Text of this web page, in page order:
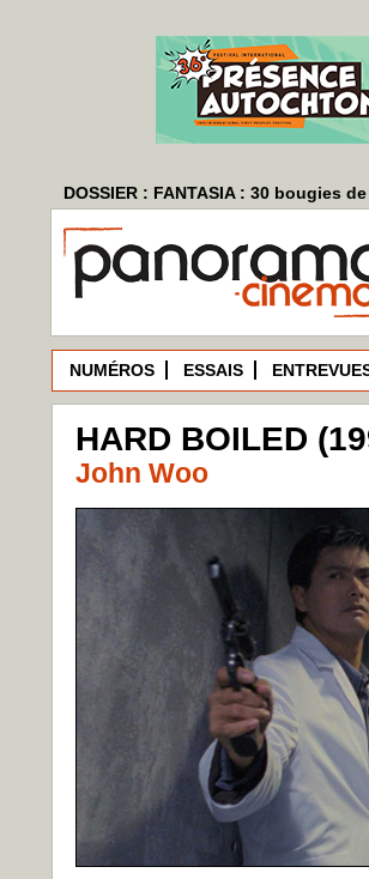
DOSSIER : FANTASIA : 30 bougies
NUMÉROS ESSAIS
HARD BOILED
John Woo